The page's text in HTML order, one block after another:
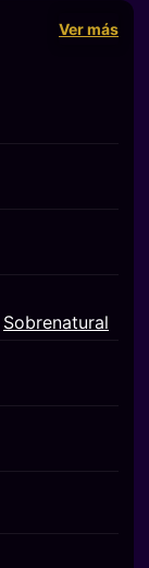
Ver más
Sobrenatural